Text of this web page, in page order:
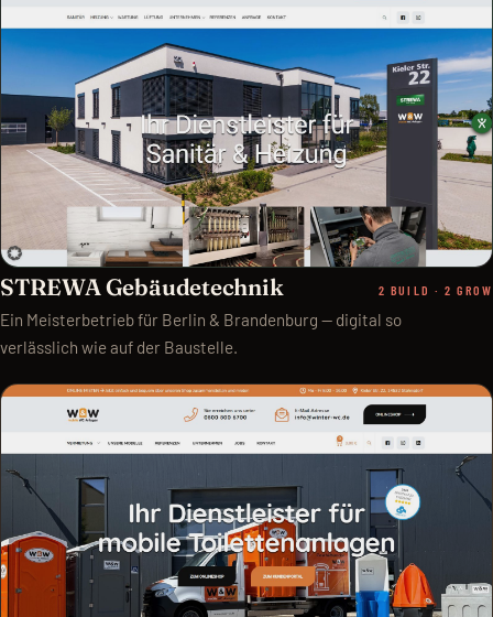
STREWA Gebäudetechnik 2 BUILD · 2 GROW
Ein Meisterbetrieb für Berlin & Brandenburg — digital so
verlässlich wie auf der Baustelle.